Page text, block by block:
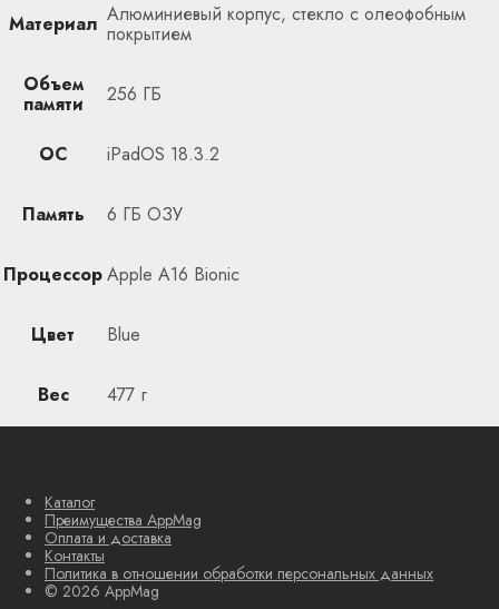
Материал Алюминиевый корпус, стекло с олеофобным
покрытием
Объем
памяти 256 ГБ
ОС iPadOS 18.3.2
Память 6 ГБ ОЗУ
ПроцессорApple A16 Bionic
Цвет Blue
Вес 477 г
Каталог
Преимущества AppMag
Оплата и доставка
Контакты
Политика в отношении обработки персональных данных
© 2026 AppMag